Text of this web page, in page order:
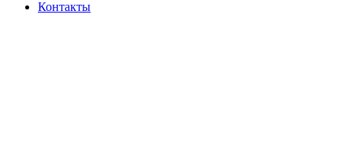
Контакты